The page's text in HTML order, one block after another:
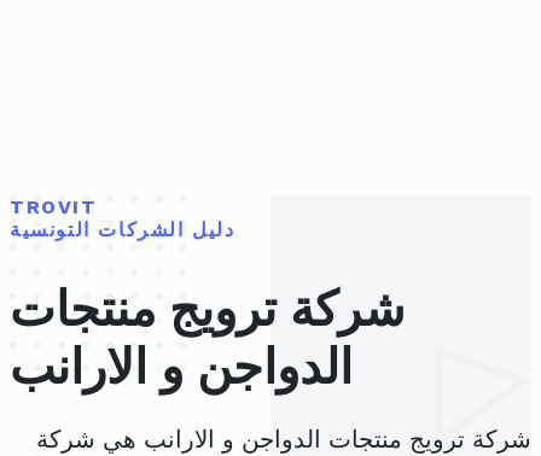
TROVIT
دليل الشركات التونسية
شركة ترويج منتجات
الدواجن و الارانب
شركة ترويج منتجات الدواجن و الارانب هي شركة